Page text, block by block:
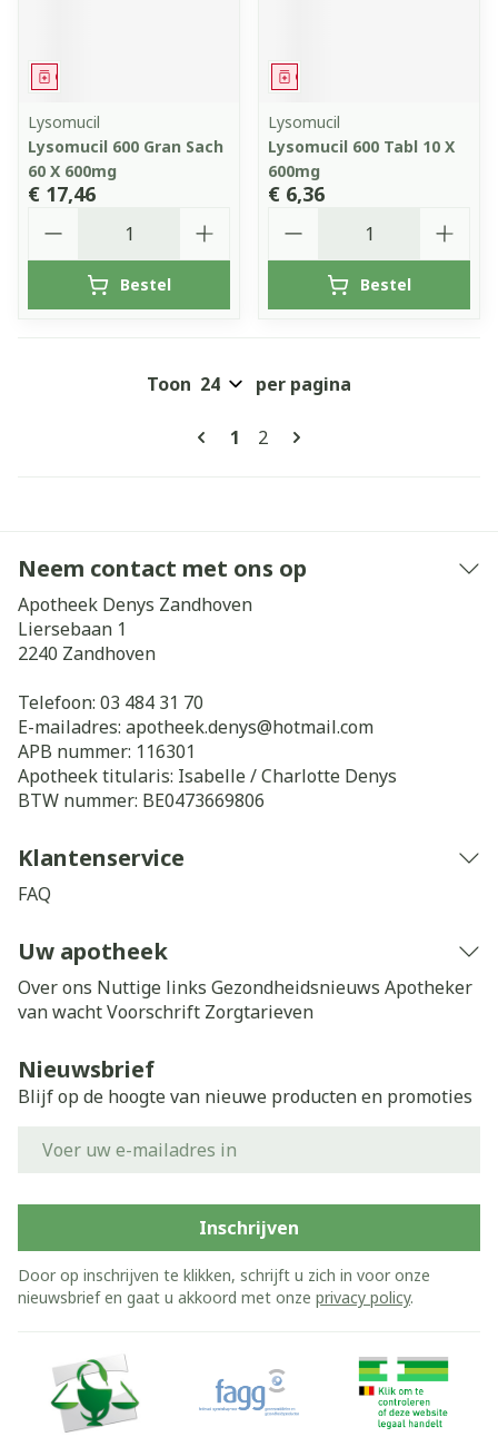
Geneesmiddel
Lysomucil
Lysomucil 600 Gran Sach
60 X 600mg
€ 17,46
Bestel
Geneesmiddel
Lysomucil
Lysomucil 600 Tabl 10 X
600mg
€ 6,36
Bestel
Pagina's
U lees momenteel pagina
1 Pagina
2
Toon per pagina
Neem contact met ons op
Apotheek Denys Zandhoven
Liersebaan 1
2240 Zandhoven
Telefoon: 03 484 31 70
E-mailadres: apotheek.denys@hotmail.com
APB nummer: 116301
Apotheek titularis: Isabelle / Charlotte Denys
BTW nummer: BE0473669806
Klantenservice
FAQ
Uw apotheek
Over ons Nuttige links Gezondheidsnieuws Apotheker
van wachtVoorschrift Zorgtarieven
Nieuwsbrief
Blijf op de hoogte van nieuwe producten en promoties
Inschrijven
Door op inschrijven te klikken, schrijft u zich in voor onze
nieuwsbrief en gaat u akkoord met onze privacy policy.